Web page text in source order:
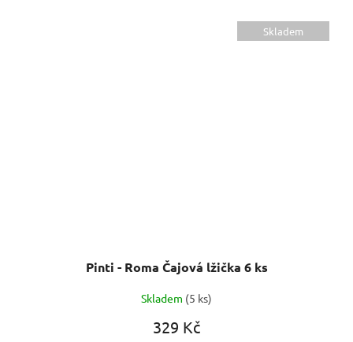
Skladem
Pinti - Roma Čajová lžička 6 ks
Skladem (5 ks)
329 Kč